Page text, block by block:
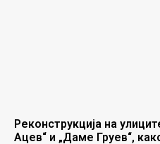
Реконструкција на
Ацев“ и „Даме Груев“,